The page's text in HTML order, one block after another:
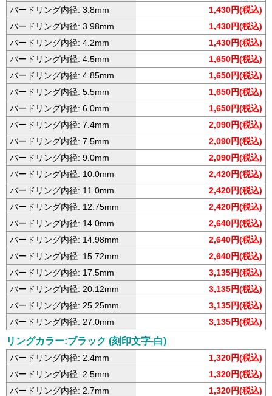
バードリング内径: 3.8mm
1,430円(税込)
バードリング内径: 3.98mm
1,430円(税込)
バードリング内径: 4.2mm
1,430円(税込)
バードリング内径: 4.5mm
1,650円(税込)
バードリング内径: 4.85mm
1,650円(税込)
バードリング内径: 5.5mm
1,650円(税込)
バードリング内径: 6.0mm
1,650円(税込)
バードリング内径: 7.4mm
2,090円(税込)
バードリング内径: 7.5mm
2,090円(税込)
バードリング内径: 9.0mm
2,090円(税込)
バードリング内径: 10.0mm
2,420円(税込)
バードリング内径: 11.0mm
2,420円(税込)
バードリング内径: 12.75mm
2,420円(税込)
バードリング内径: 14.0mm
2,640円(税込)
バードリング内径: 14.98mm
2,640円(税込)
バードリング内径: 15.72mm
2,640円(税込)
バードリング内径: 17.5mm
3,135円(税込)
バードリング内径: 20.12mm
3,135円(税込)
バードリング内径: 25.25mm
3,135円(税込)
バードリング内径: 27.0mm
3,135円(税込)
リングカラー:ブラック (刻印文字-白)
バードリング内径: 2.4mm
1,320円(税込)
バードリング内径: 2.5mm
1,320円(税込)
バードリング内径: 2.7mm
1,320円(税込)